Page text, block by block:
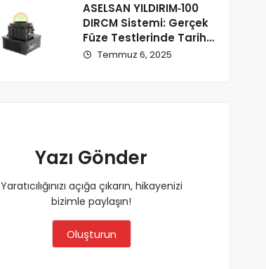
ASELSAN YILDIRIM‑100
DIRCM Sistemi: Gerçek
Füze Testlerinde Tarihi
Başarı
Temmuz 6, 2025
Yazı Gönder
Yaratıcılığınızı açığa çıkarın, hikayenizi
bizimle paylaşın!
Oluşturun